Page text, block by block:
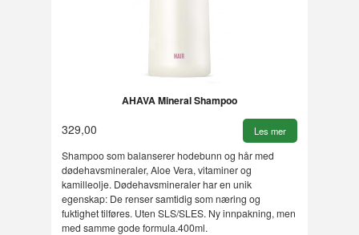
AHAVA Mineral Shampoo
329,00 Les mer
Shampoo som balanserer hodebunn og hår med
dødehavsmineraler, Aloe Vera, vitaminer og
kamilleolje. Dødehavsmineraler har en unik
egenskap: De renser samtidig som næring og
fuktighet tilføres. Uten SLS/SLES. Ny innpakning, men
med samme gode formula.400ml.